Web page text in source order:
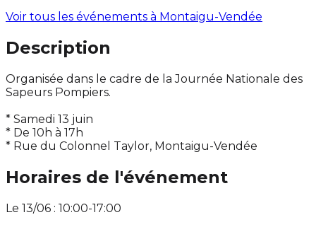
Voir tous les événements à Montaigu-Vendée
Description
Organisée dans le cadre de la Journée Nationale des
Sapeurs Pompiers.
* Samedi 13 juin
* De 10h à 17h
* Rue du Colonnel Taylor, Montaigu-Vendée
Horaires de l'événement
Le 13/06 : 10:00-17:00